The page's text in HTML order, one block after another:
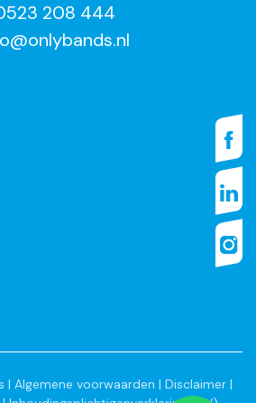
208 444
| Algemene voorwaarden | Disclaimer |